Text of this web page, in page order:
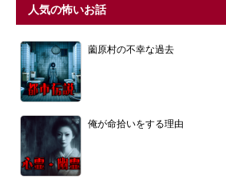
人気の怖いお話
薗原村の不幸な過去
俺が命拾いをする理由